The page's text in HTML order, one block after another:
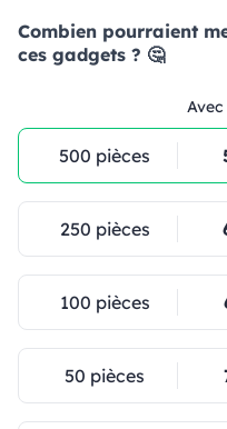
Combien pourraient
ces gadgets ? 🤔
500 pièces
250 pièces
100 pièces
50 pièces